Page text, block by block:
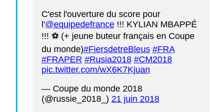
C'est l'ouverture du score pour
l'@equipedefrance!!! KYLIAN MBAPPÉ
!!! ⚽ (+ jeune buteur français en Coupe
du monde)#FiersdetreBleus #FRA
#FRAPER #Rusia2018 #CM2018
pic.twitter.com/wX6K7Kjuan
— Coupe du monde 2018
(@russie_2018_) 21 juin 2018